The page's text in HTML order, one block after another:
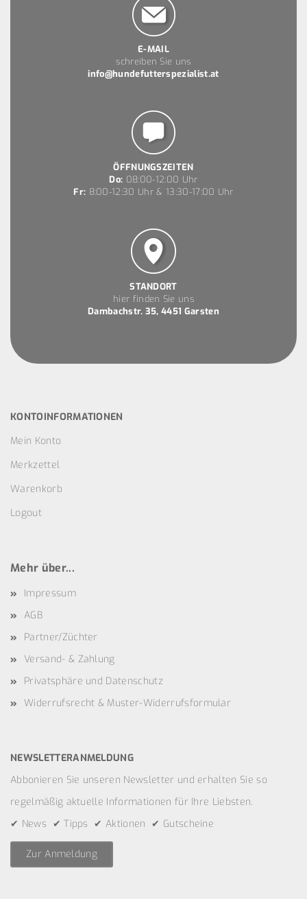
E-MAIL
schreiben Sie uns
info@hundefutterspezialist.at
ÖFFNUNGSZEITEN
Do: 08:00-12:00 Uhr
Fr: 8:00-12:30 Uhr & 13:30-17:00 Uhr
STANDORT
hier finden Sie uns
Dambachstr. 35, 4451 Garsten
KONTOINFORMATIONEN
Mein Konto
Merkzettel
Warenkorb
Logout
Mehr über...
Impressum
AGB
Partner/Züchter
Versand- & Zahlung
Privatsphäre und Datenschutz
Widerrufsrecht & Muster-Widerrufsformular
NEWSLETTERANMELDUNG
Abbonieren Sie unseren Newsletter und erhalten Sie so
regelmäßig aktuelle Informationen für Ihre Liebsten.
✔ News ✔ Tipps ✔ Aktionen ✔ Gutscheine
Zur Anmeldung